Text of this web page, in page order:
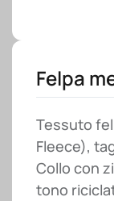
Felpa
Tessuto
Fleece),
Collo con
tono